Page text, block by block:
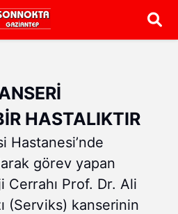
HASTALIKTIR
Hastanesi’nde
görev yapan
Prof. Dr. Ali
(Serviks) kanserinin